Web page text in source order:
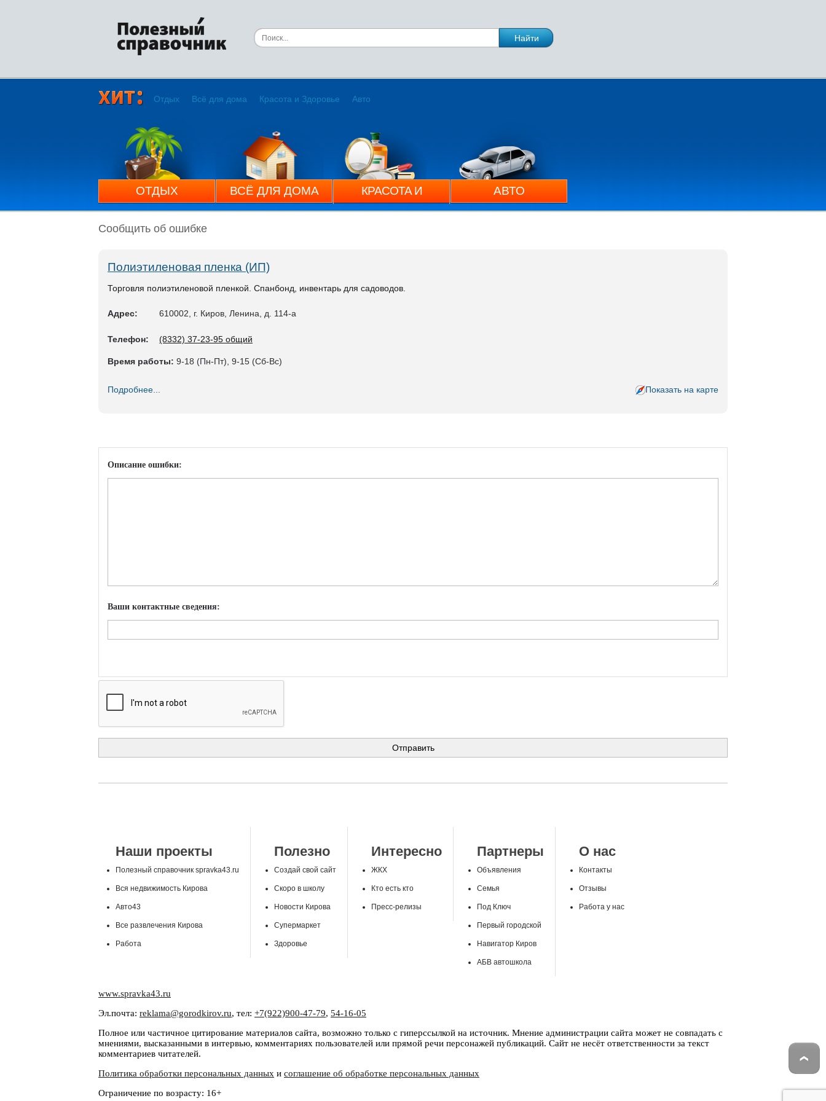
Отдых Всё для дома Красота и Здоровье Авто
ОТДЫХ ВСЁ ДЛЯ ДОМА
КРАСОТА И
ЗДОРОВЬЕ
АВТО
Сообщить об ошибке
Полиэтиленовая пленка (ИП)
Торговля полиэтиленовой пленкой. Спанбонд, инвентарь для садоводов.
Адрес: 610002, г. Киров, Ленина, д. 114-а
Телефон: (8332) 37-23-95 общий
Время работы: 9-18 (Пн-Пт), 9-15 (Сб-Вс)
Подробнее... Показать на карте
Описание ошибки:
Ваши контактные сведения:
Наши проекты
Полезный справочник spravka43.ru
Вся недвижимость Кирова
Авто43
Все развлечения Кирова
Работа
Полезно
Создай свой сайт
Скоро в школу
Новости Кирова
Супермаркет
Здоровье
Интересно
ЖКХ
Кто есть кто
Пресс-релизы
Партнеры
Объявления
Семья
Под Ключ
Первый городской
Навигатор Киров
АБВ автошкола
О нас
Контакты
Отзывы
Работа у нас
www.spravka43.ru
Эл.почта: reklama@gorodkirov.ru, тел: +7(922)900-47-79, 54-16-05
Полное или частичное цитирование материалов сайта, возможно только с гиперссылкой на источник. Мнение администрации сайта может не совпадать с
мнениями, высказанными в интервью, комментариях пользователей или прямой речи персонажей публикаций. Сайт не несёт ответственности за текст
комментариев читателей.
Политика обработки персональных данных и соглашение об обработке персональных данных
Ограничение по возрасту: 16+